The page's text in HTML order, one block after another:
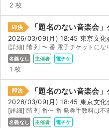
チケットジャム運営会社
チケットジャム利用規約
プライバシーポリシー
特定商取引法に基づく表記
公演登録依頼
2 枚
即決 「題名のない音楽会
2026/03/09(月) 18:45 東京文化
[詳細] 階 列 〜 番 電子チケットにな
名義なし 主催者 電チケ
1 枚
即決 「題名のない音楽会
2026/03/09(月) 18:45 東京文化
名義なし 主催者 電チケ